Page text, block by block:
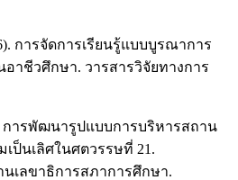
การจัดการเรียนรู้แบบบูรณาการ
าชีวศึกษา. วารสารวิจัยทางการ
การพัฒนารูปแบบการบริหารสถาน
ป็นเลิศในศตวรรษที่ 21.
เลขาธิการสภาการศึกษา.